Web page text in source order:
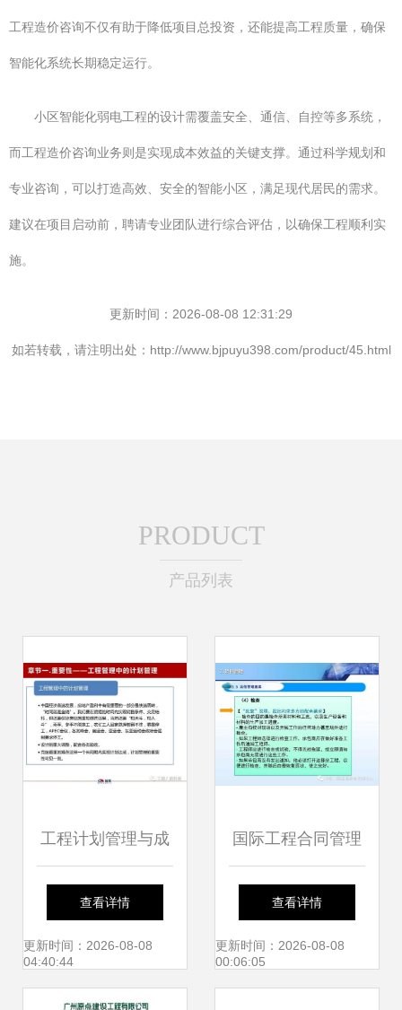
工程造价咨询不仅有助于降低项目总投资，还能提高工程质量，确保
智能化系统长期稳定运行。
小区智能化弱电工程的设计需覆盖安全、通信、自控等多系统，
而工程造价咨询业务则是实现成本效益的关键支撑。通过科学规划和
专业咨询，可以打造高效、安全的智能小区，满足现代居民的需求。
建议在项目启动前，聘请专业团队进行综合评估，以确保工程顺利实
施。
更新时间：2026-08-08 12:31:29
如若转载，请注明出处：http://www.bjpuyu398.com/product/45.html
PRODUCT
产品列表
工程计划管理与成
本控制双轮驱动
——旭辉鲁班学院
分享会实录
查看详情
更新时间：2026-08-08
04:40:44
国际工程合同管理
与造价管控 工程管
理服务的关键角色
查看详情
更新时间：2026-08-08
00:06:05